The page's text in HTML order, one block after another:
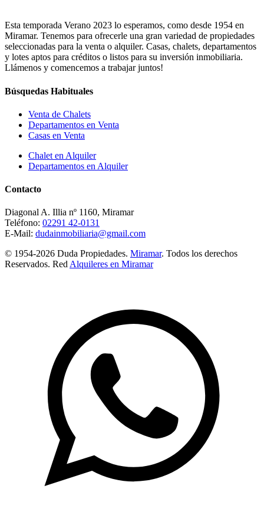
Esta temporada Verano 2023 lo esperamos, como desde 1954 en
Miramar. Tenemos para ofrecerle una gran variedad de propiedades
seleccionadas para la venta o alquiler. Casas, chalets, departamentos
y lotes aptos para créditos o listos para su inversión inmobiliaria.
Llámenos y comencemos a trabajar juntos!
Búsquedas Habituales
Venta de Chalets
Departamentos en Venta
Casas en Venta
Chalet en Alquiler
Departamentos en Alquiler
Contacto
Diagonal A. Illia nº 1160, Miramar
Teléfono: 02291 42-0131
E-Mail: dudainmobiliaria@gmail.com
© 1954-2026 Duda Propiedades. Miramar. Todos los derechos
Reservados. RedAlquileres en Miramar